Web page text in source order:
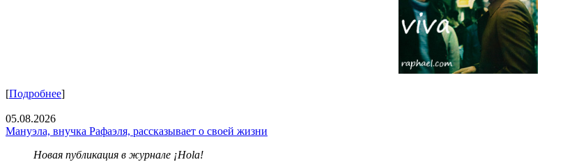
[Подробнее]
05.08.2026
Мануэла, внучка Рафаэля, рассказывает о своей жизни
Новая публикация в журнале ¡Hola!